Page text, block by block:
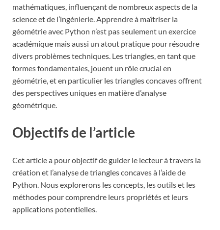
mathématiques, influençant de nombreux aspects de la
science et de l’ingénierie. Apprendre à maîtriser la
géométrie avec Python n’est pas seulement un exercice
académique mais aussi un atout pratique pour résoudre
divers problèmes techniques. Les triangles, en tant que
formes fondamentales, jouent un rôle crucial en
géométrie, et en particulier les triangles concaves offrent
des perspectives uniques en matière d’analyse
géométrique.
Objectifs de l’article
Cet article a pour objectif de guider le lecteur à travers la
création et l’analyse de triangles concaves à l’aide de
Python. Nous explorerons les concepts, les outils et les
méthodes pour comprendre leurs propriétés et leurs
applications potentielles.